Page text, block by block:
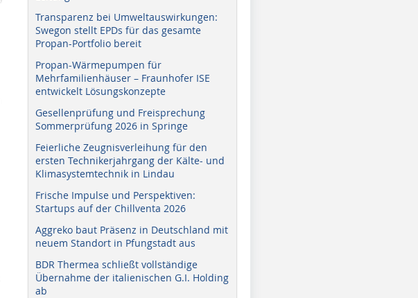
Transparenz bei Umweltauswirkungen:
Swegon stellt EPDs für das gesamte
Propan-Portfolio bereit
Propan-Wärmepumpen für
Mehrfamilienhäuser – Fraunhofer ISE
entwickelt Lösungskonzepte
Gesellenprüfung und Freisprechung
Sommerprüfung 2026 in Springe
Feierliche Zeugnisverleihung für den
ersten Technikerjahrgang der Kälte- und
Klimasystemtechnik in Lindau
Frische Impulse und Perspektiven:
Startups auf der Chillventa 2026
Aggreko baut Präsenz in Deutschland mit
neuem Standort in Pfungstadt aus
BDR Thermea schließt vollständige
Übernahme der italienischen G.I. Holding
ab